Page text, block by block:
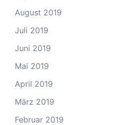
August 2019
Juli 2019
Juni 2019
Mai 2019
April 2019
März 2019
Februar 2019